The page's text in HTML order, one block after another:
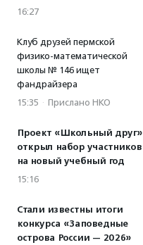
16:27
Клуб друзей пермской
физико-математической
школы № 146 ищет
фандрайзера
15:35 · Прислано НКО
Проект «Школьный друг»
открыл набор участников
на новый учебный год
15:16
Стали известны итоги
конкурса «Заповедные
острова России — 2026»